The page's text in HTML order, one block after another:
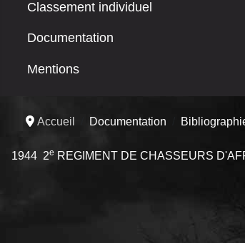
Classement individuel
Documentation
Mentions
Accueil Documentation
1944 2e REGIMENT DE CHASSEURS